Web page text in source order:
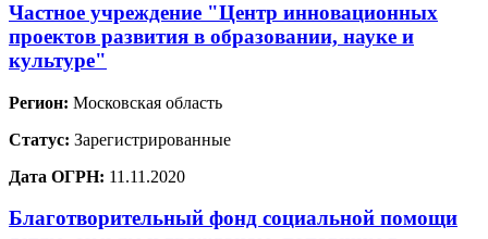
Частное учреждение "Центр инновационных
проектов развития в образовании, науке и
культуре"
Регион: Московская область
Статус: Зарегистрированные
Дата ОГРН: 11.11.2020
Благотворительный фонд социальной помощи